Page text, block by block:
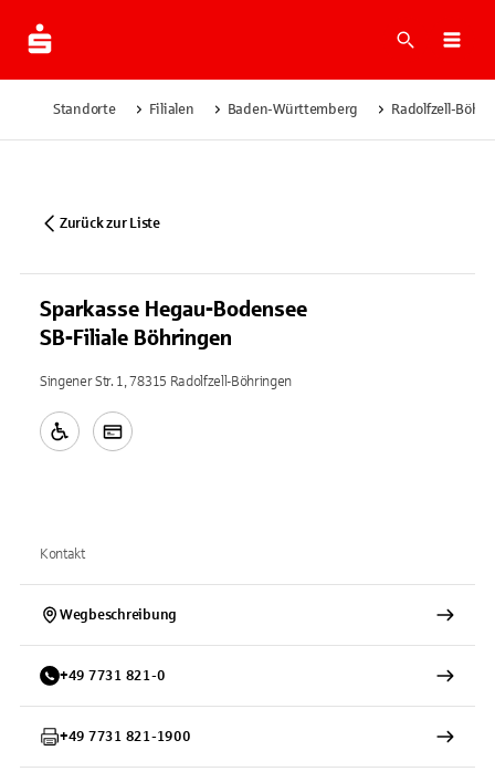
Suche
Standorte Filialen Baden-Württemberg Radolfzell-
Zurück zur Liste
Sparkasse Hegau-Bodensee
SB-Filiale Böhringen
Singener Str. 1, 78315 Radolfzell-Böhringen
Kontakt
Wegbeschreibung
+49 7731 821-0
+49 7731 821-1900